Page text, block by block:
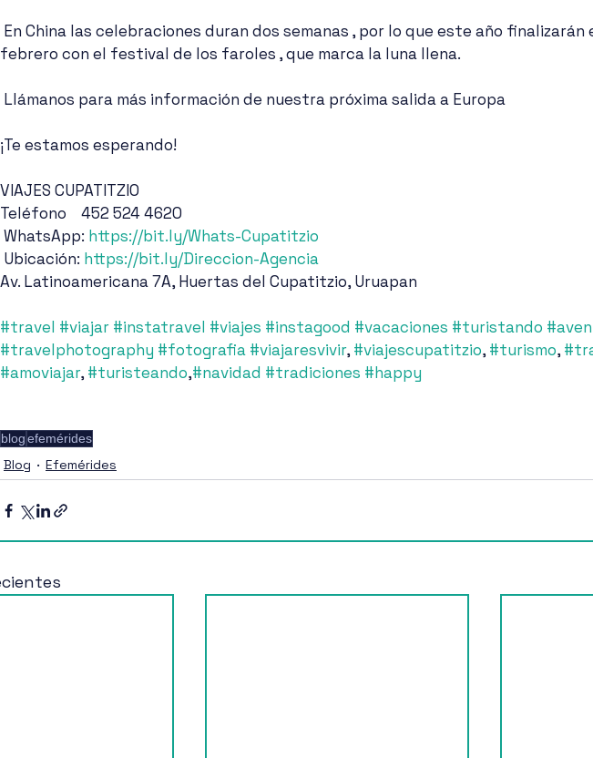
febrero con el festival de los faroles , que marca la luna llena.
Llámanos para más información de nuestra próxima salida a Europa
¡Te estamos esperando!
VIAJES CUPATITZIO
Teléfono    452 524 4620
WhatsApp: https://bit.ly/Whats-Cupatitzio
Ubicación: https://bit.ly/Direccion-Agencia
Av. Latinoamericana 7A, Huertas del Cupatitzio, Uruapan
#travel #viajar #instatravel #viajes #instagood #vacaciones #turistando
#travelphotography #fotografia #viajaresvivir, #viajescupatitzio, #turismo,
#amoviajar, #turisteando,#navidad #tradiciones #happy
blogefemérides
Blog Efemérides